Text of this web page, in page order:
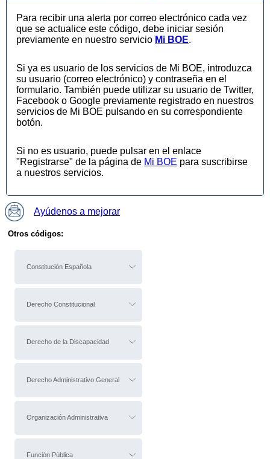
Otros códigos:
Constitución Española
Derecho Constitucional
Derecho de la Discapacidad
Derecho Administrativo General
Organización Administrativa
Función Pública
Para recibir una alerta por correo electrónico cada vez
que se actualice este código, debe iniciar sesión
previamente en nuestro servicio Mi BOE.
Si ya es usuario de los servicios de Mi BOE, introduzca
su usuario (correo electrónico) y contraseña en el
formulario. También puede utilizar su usuario de Twitter,
Facebook o Google previamente registrado en nuestros
servicios de Mi BOE pulsando en su correspondiente
botón.
Si no es usuario, puede pulsar en el enlace
"Registrarse" de la página de Mi BOE para suscribirse
a nuestros servicios.
Ayúdenos a mejorar